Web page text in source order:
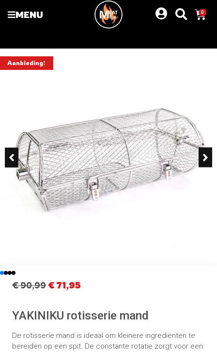
MENU 0
Aanbieding!
€90,99 € 71,95
YAKINIKU rotisserie mand
De rotisserie mand is ideaal om kleinere ingrediënten te
bereiden op een spit. De constante rotatie zorgt voor een